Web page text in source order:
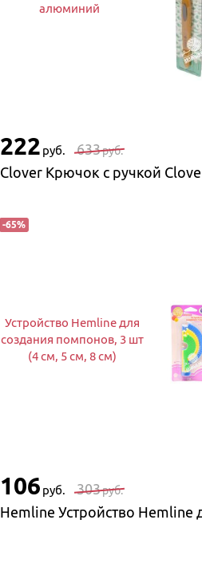
алюминий
222 руб. 633руб.
-65%
Устройство Hemline для
создания помпонов, 3 шт
(4 см, 5 см, 8 см)
106 руб. 303руб.